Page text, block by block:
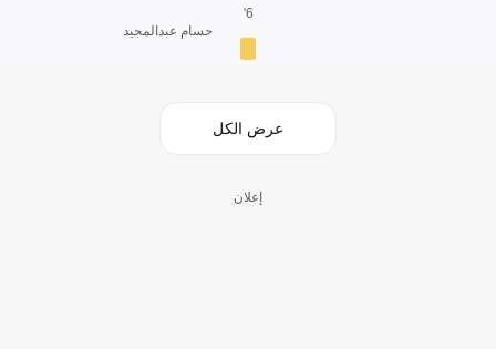
حسام عبدالمجيد
6'
عرض الكل
إعلان